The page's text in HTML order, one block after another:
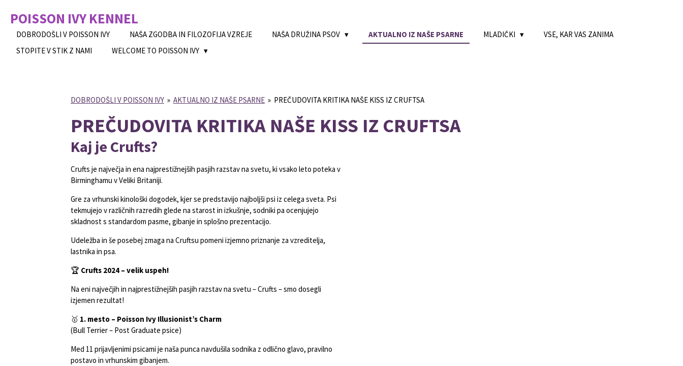
main
POISSON IVYKENNEL
DOBRODOŠLI V POISSON IVY NAŠA ZGODBA IN FILOZOFIJA VZREJE NAŠA DRUŽINA PSOV AKTUALNO IZ NAŠE PSARNE MLADIČKI
VSE, KAR VAS ZANIMA
STOPITE V STIK Z NAMI
WELCOME TO POISSON IVY
DOBRODOŠLI V POISSON IVY » AKTUALNO IZ NAŠE PSARNE » PREČUDOVITA KRITIKA NAŠE KISS IZ CRUFTSA
PREČUDOVITA KRITIKA NAŠE KISS IZ CRUFTSA
Kaj je Crufts?
Crufts je največja in ena najprestižnejših pasjih razstav na svetu, ki vsako leto poteka v
Birminghamu v Veliki Britaniji.
Gre za vrhunski kinološki dogodek, kjer se predstavijo najboljši psi iz celega sveta. Psi
tekmujejo v različnih razredih glede na starost in izkušnje, sodniki pa ocenjujejo
skladnost s standardom pasme, gibanje in splošno prezentacijo.
Udeležba in še posebej zmaga na Cruftsu pomeni izjemno priznanje za vzreditelja,
lastnika in psa.
🏆 Crufts 2024 – velik uspeh!
Na eni največjih in najprestižnejših pasjih razstav na svetu –Crufts – smo dosegli
izjemen rezultat!
🥇 1. mesto – Poisson Ivy Illusionist’s Charm
(Bull Terrier – Post Graduate psice)
Med 11 prijavljenimi psicami je naša punca navdušila sodnika z odlično glavo, pravilno
postavo in vrhunskim gibanjem.